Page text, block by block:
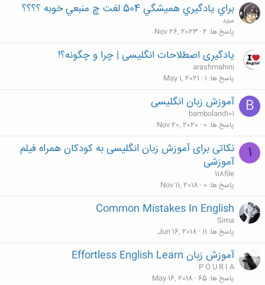
براي يادگيري هميشگي 504 لغت چ منبعي خوبه ؟؟؟؟
سیّد
پاسخ ها 2
Nov 26, 2023
یادگیری اصطلاحات انگلیسی | چرا و چگونه؟!
arashmahini
پاسخ ها 1
May 1, 2021
B آموزش زبان انگلیسی
bamboland101
پاسخ ها 0
Nov 20, 2020
1
نکاتی برای آموزش زبان انگلیسی به کودکان همراه فیلم
آموزشی
118file
پاسخ ها 0
Nov 11, 2018
Common Mistakes In English
Sima
پاسخ ها 11
Jun 16, 2018
آموزش زبان Effortless English Learn
P O U R I A
پاسخ ها 65
May 16, 2018